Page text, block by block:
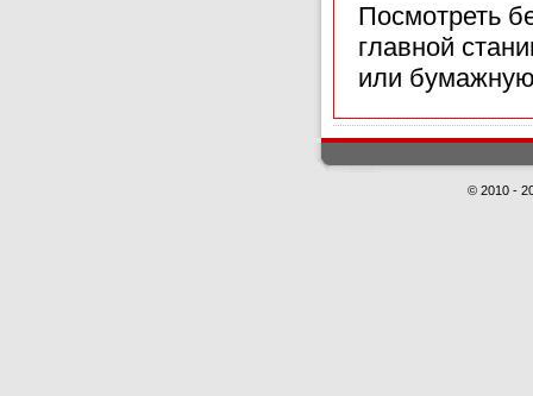
Посмотреть
главной
или
© 2010 -